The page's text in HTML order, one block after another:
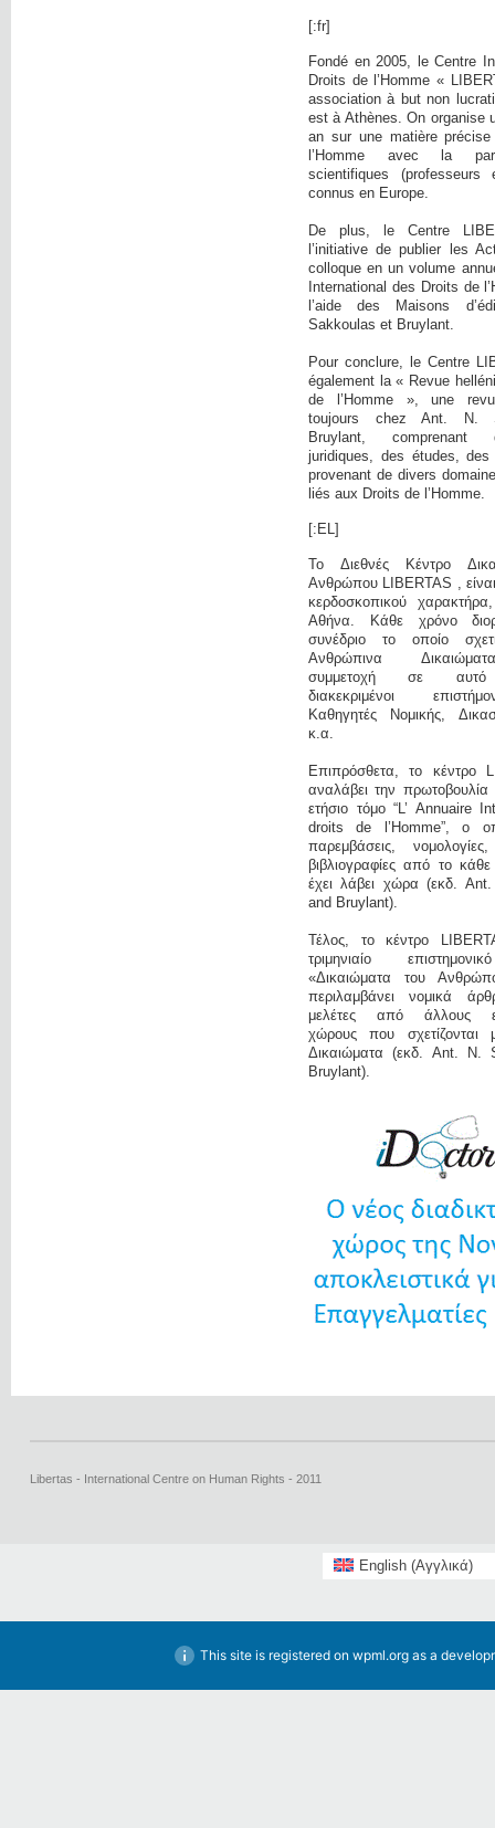
[:fr]
Fondé en 2005, le Centre
Droits de l’Homme «
association à but non
est à Athènes. On organise
an sur une matière
l’Homme avec la
scientifiques
connus en Europe.
De plus, le Centre
l’initiative de publier les
colloque en un volume
International des Droits de
l’aide des Maisons
Sakkoulas et Bruylant.
Pour conclure, le Centre
également la « Revue
de l’Homme », une
toujours chez Ant. N.
Bruylant, comprenant
juridiques, des études, des
provenant de divers
liés aux Droits de l’Homme.
[:EL]
Το Διεθνές Κέντρο
Ανθρώπου LIBERTAS , είναι
κερδοσκοπικού
Αθήνα. Κάθε χρόνο
συνέδριο το οποίο
Ανθρώπινα
συμμετοχή σε αυτό
διακεκριμένοι
Καθηγητές Νομικής,
κ.α.
Επιπρόσθετα, το κέντρο
αναλάβει την πρωτοβουλία
ετήσιο τόμο “L’ Annuaire
droits de l’Homme”, ο
παρεμβάσεις,
βιβλιογραφίες από το
έχει λάβει χώρα (εκδ.
and Bruylant).
Τέλος, το κέντρο
τριμηνιαίο
«Δικαιώματα του
περιλαμβάνει νομικά
μελέτες από άλλους
χώρους που σχετίζονται
Δικαιώματα (εκδ. Ant. N.
Bruylant).
Libertas - International Centre on Human Rights - 2011
English(Αγγλικά)
This site is registered on wpml.orgas a